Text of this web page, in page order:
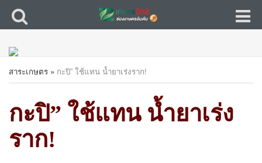
สาระเกษตร » กะปิ” ใช้แทน น้ำยาเร่งราก!
กะปิ” ใช้แทน น้ำยาเร่ง
ราก!